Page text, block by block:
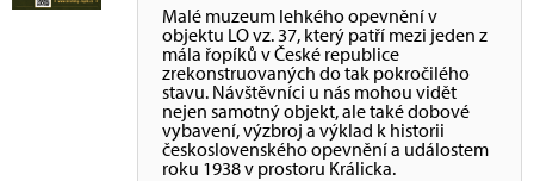
Malé muzeum lehkého opevnění v
objektu LO vz. 37, který patří mezi jeden z
mála řopíků v České republice
zrekonstruovaných do tak pokročilého
stavu. Návštěvníci u nás mohou vidět
nejen samotný objekt, ale také dobové
vybavení, výzbroj a výklad k historii
československého opevnění a událostem
roku 1938 v prostoru Králicka.